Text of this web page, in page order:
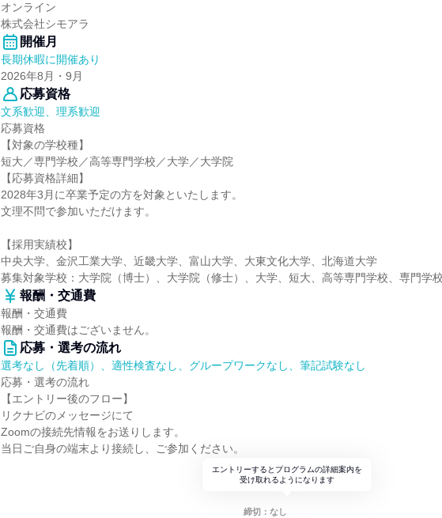
オンライン
株式会社シモアラ
開催月
長期休暇に開催あり
2026年8月・9月
応募資格
文系歓迎、理系歓迎
応募資格
【対象の学校種】
短大／専門学校／高等専門学校／大学／大学院
【応募資格詳細】
2028年3月に卒業予定の方を対象といたします。
文理不問で参加いただけます。
【採用実績校】
中央大学、金沢工業大学、近畿大学、富山大学、大東文化大学、北海道大学
募集対象学校：大学院（博士）、大学院（修士）、大学、短大、高等専門学校、専門学校
報酬・交通費
報酬・交通費
報酬・交通費はございません。
応募・選考の流れ
選考なし（先着順）、適性検査なし、グループワークなし、筆記試験なし
応募・選考の流れ
【エントリー後のフロー】
リクナビのメッセージにて
Zoomの接続先情報をお送りします。
当日ご自身の端末より接続し、ご参加ください。
エントリーするとプログラムの詳細案内を
受け取れるようになります
締切：なし